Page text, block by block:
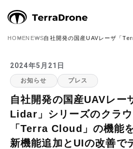
HOMENEWS自社開発の国産UAVレーザ「
2024年5月21日
お知らせ プレス
自社開発の国産UAVレー
Lidar」シリーズのクラ
「Terra Cloud」の機能
新機能追加とUIの改善で